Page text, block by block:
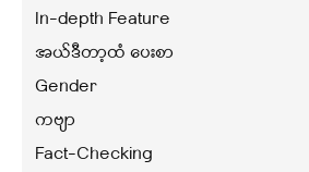
In-depth Feature
အယ်ဒီတာ့ထံ ပေးစာ
Gender
ကဗျာ
Fact-Checking